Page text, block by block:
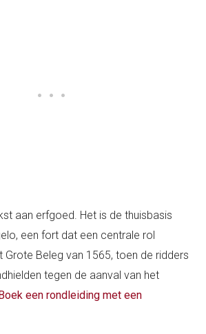
aan erfgoed. Het is de thuisbasis
een fort dat een centrale rol
Grote Beleg van 1565, toen de ridders
tegen de aanval van het
Boek een rondleiding met een